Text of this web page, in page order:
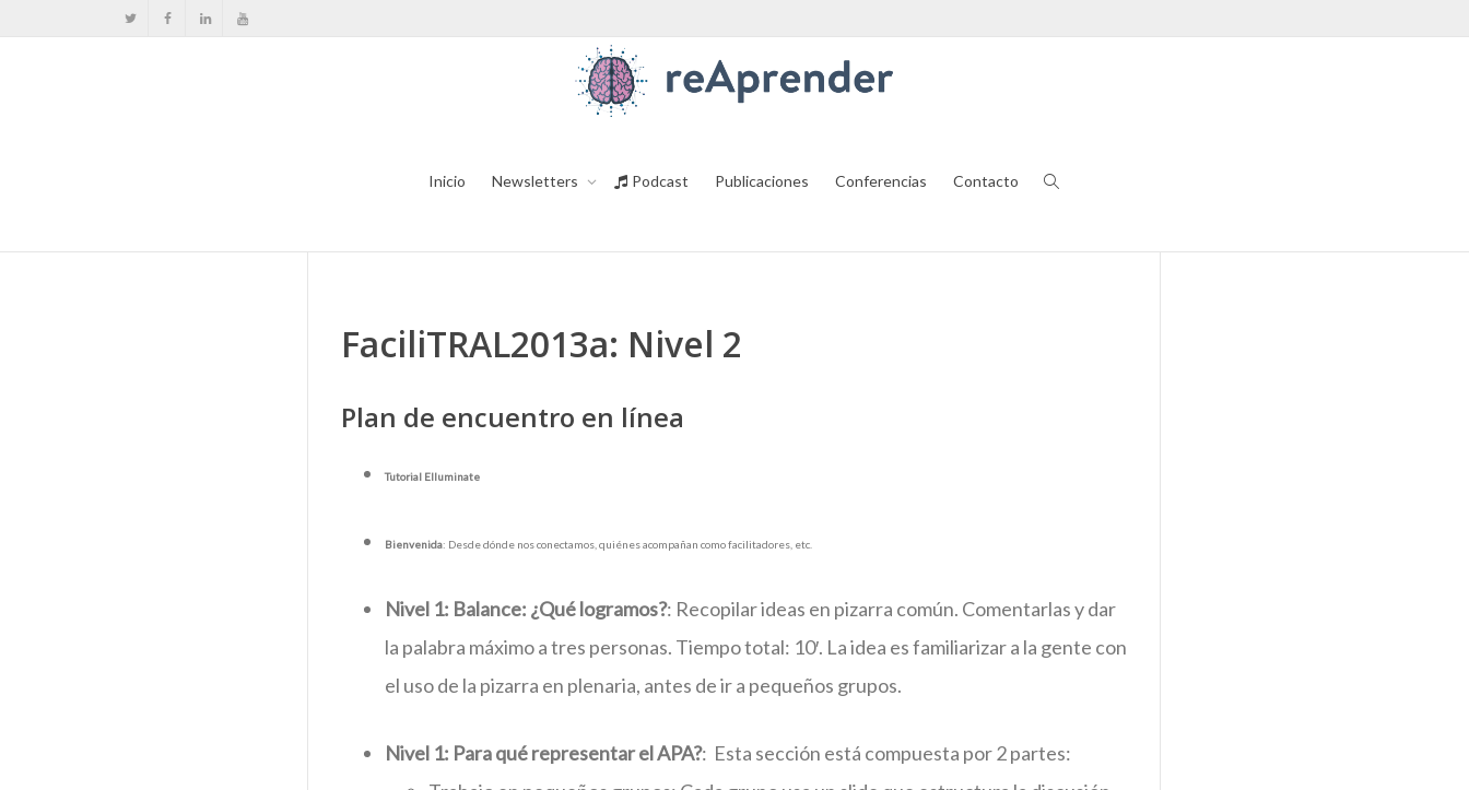
Inicio Newsletters Podcast Publicaciones Conferencias Contacto
FaciliTRAL2013a: Nivel 2
Plan de encuentro en línea
Tutorial Elluminate
Bienvenida: Desde dónde nos conectamos, quiénes acompañan como facilitadores, etc.
Nivel 1: Balance: ¿Qué logramos?: Recopilar ideas en pizarra común. Comentarlas y dar
la palabra máximo a tres personas. Tiempo total: 10′. La idea es familiarizar a la gente con
el uso de la pizarra en plenaria, antes de ir a pequeños grupos.
Nivel 1: Para qué representar el APA?: Esta sección está compuesta por 2 partes: